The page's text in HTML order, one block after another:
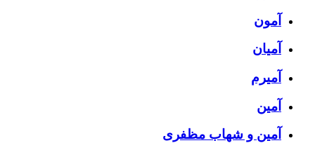
آمون
آمیان
آمیرم
آمین
آمین و شهاب مظفری